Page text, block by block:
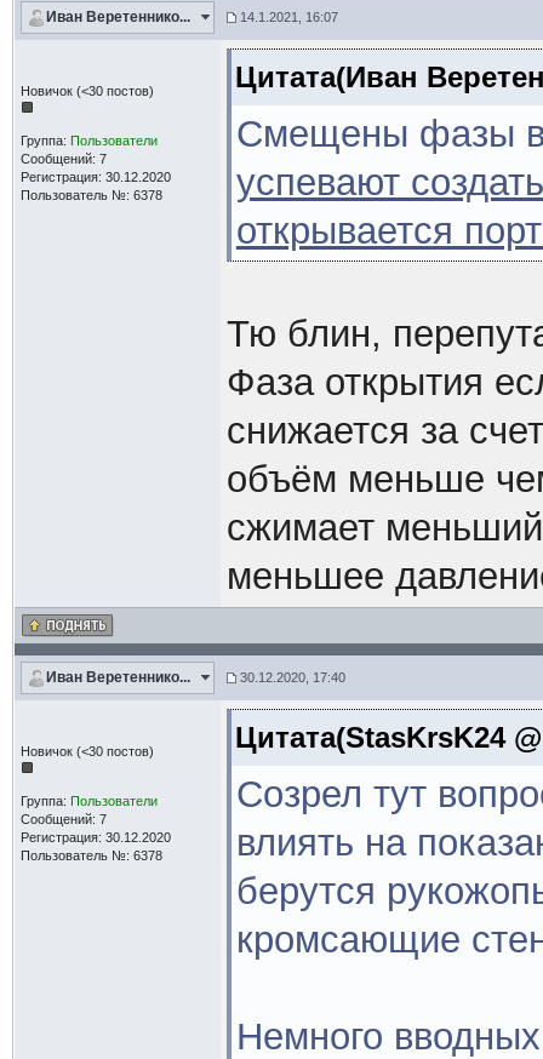
Иван Веретеннико... 14.1.2021, 16:07
Новичок (<30 постов)
Группа: Пользователи
Сообщений: 7
Регистрация: 30.12.2020
Пользователь №: 6378
Цитата(Иван
Смещены фазы в
успевают
открывается
Тю блин,
Фаза открытия
снижается за
объём меньше
сжимает меньший
меньшее
Иван Веретеннико... 30.12.2020, 17:40
Новичок (<30 постов)
Группа: Пользователи
Сообщений: 7
Регистрация: 30.12.2020
Пользователь №: 6378
Цитата(StasKrsK24
Созрел тут
влиять на
берутся
кромсающие
Немного